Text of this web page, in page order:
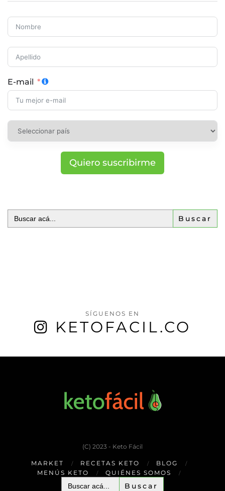
E-mail
Quiero suscribirme
Buscar:
SÍGUENOS EN
KETOFACIL.CO
(C) 2023 - Keto Fácil
MARKET RECETAS KETO
BLOG
MENÚS KETO
QUIÉNES SOMOS
Buscar: